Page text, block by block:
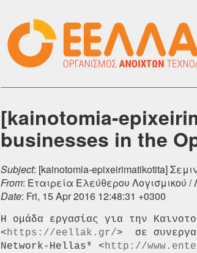
[kainotomia-
businesses in the
Subject: [kainotomia-epixeirimatikotita]
From: Εταιρεία Ελεύθερου Λογισμικού /
Date: Fri, 15 Apr 2016 12:48:31 +0300
Η ομάδα εργασίας για την
<https://eellak.gr/>  σε
Network-Hellas* <http://